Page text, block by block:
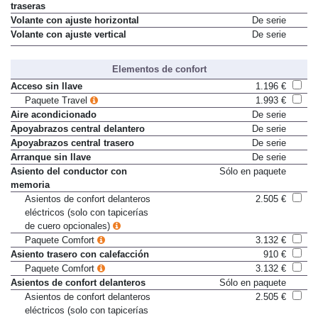
traseras
Volante con ajuste horizontal
De serie
Volante con ajuste vertical
De serie
Elementos de confort
Acceso sin llave
1.196 €
Paquete Travel
1.993 €
Aire acondicionado
De serie
Apoyabrazos central delantero
De serie
Apoyabrazos central trasero
De serie
Arranque sin llave
De serie
Asiento del conductor con
memoria
Sólo en paquete
Asientos de confort delanteros
eléctricos (solo con tapicerías
de cuero opcionales)
2.505 €
Paquete Comfort
3.132 €
Asiento trasero con calefacción
910 €
Paquete Comfort
3.132 €
Asientos de confort delanteros
Sólo en paquete
Asientos de confort delanteros
eléctricos (solo con tapicerías
2.505 €